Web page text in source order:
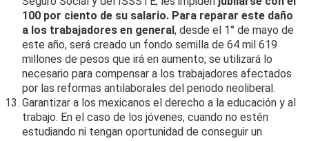
100 por ciento de su salario. Para reparar este daño
a los trabajadores en general, desde el 1° de mayo de
este año, será creado un fondo semilla de 64 mil 619
millones de pesos que irá en aumento; se utilizará lo
necesario para compensar a los trabajadores afectados
por las reformas antilaborales del periodo neoliberal.
Garantizar a los mexicanos el derecho a la educación y al
trabajo. En el caso de los jóvenes, cuando no estén
estudiando ni tengan oportunidad de conseguir un